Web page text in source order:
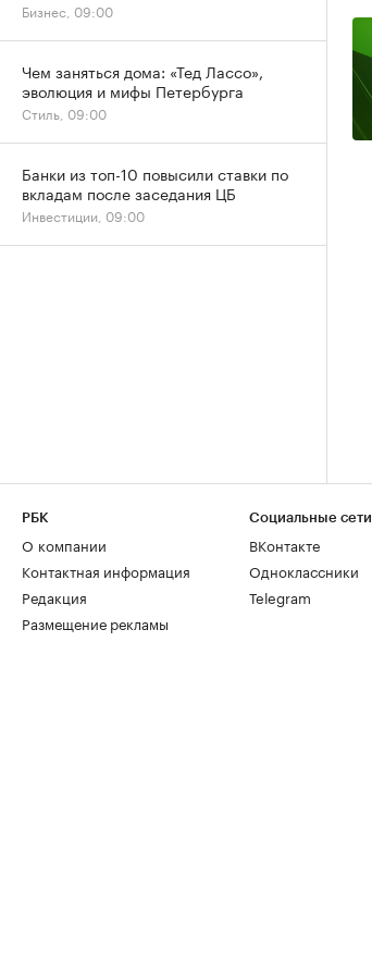
Бизнес, 09:00
Чем заняться дома: «Тед Лассо»,
эволюция и мифы Петербурга
Стиль, 09:00
Банки из топ-10 повысили ставки по
вкладам после заседания ЦБ
Инвестиции, 09:00
РБК
О компании
Контактная информация
Редакция
Размещение рекламы
Социальные сети
ВКонтакте
Одноклассники
Telegram